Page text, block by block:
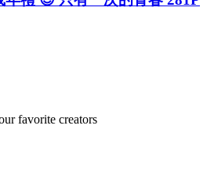
favorite creators